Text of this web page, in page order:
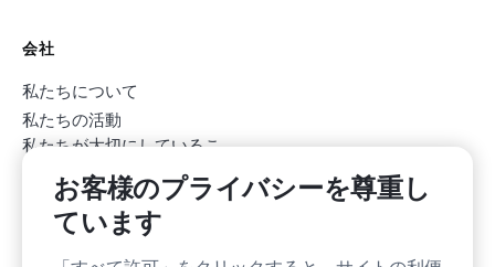
会社
私たちについて
私たちの活動
私たちが大切にしているこ
ニュースルーム
採用情報
採用情報
お客様のプライバシーを尊重し
ています